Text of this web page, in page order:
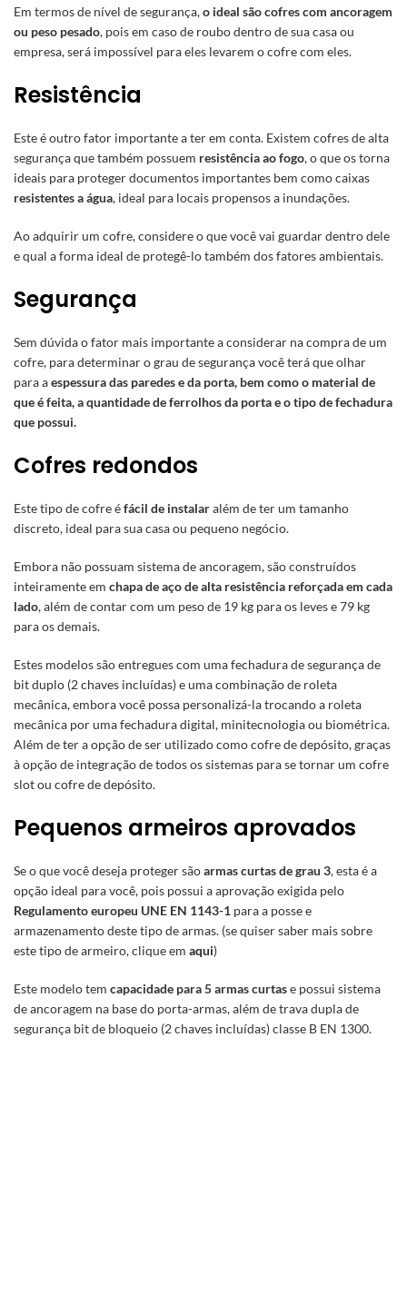
Em termos de nível de segurança,o ideal são cofres com ancoragem
ou peso pesado, pois em caso de roubo dentro de sua casa ou
empresa, será impossível para eles levarem o cofre com eles.
Resistência
Este é outro fator importante a ter em conta. Existem cofres de alta
segurança que também possuem resistência ao fogo, o que os torna
ideais para proteger documentos importantes bem como caixas
resistentes a água, ideal para locais propensos a inundações.
Ao adquirir um cofre, considere o que você vai guardar dentro dele
e qual a forma ideal de protegê-lo também dos fatores ambientais.
Segurança
Sem dúvida o fator mais importante a considerar na compra de um
cofre, para determinar o grau de segurança você terá que olhar
para aespessura das paredes e da porta, bem como o material de
que é feita, a quantidade de ferrolhos da porta e o tipo de fechadura
que possui.
Cofres redondos
Este tipo de cofre éfácil de instalaralém de ter um tamanho
discreto, ideal para sua casa ou pequeno negócio.
Embora não possuam sistema de ancoragem, são construídos
inteiramente em chapa de aço de alta resistência reforçada em cada
lado, além de contar com um peso de 19 kg para os leves e 79 kg
para os demais.
Estes modelos são entregues com uma fechadura de segurança de
bit duplo (2 chaves incluídas) e uma combinação de roleta
mecânica, embora você possa personalizá-la trocando a roleta
mecânica por uma fechadura digital, minitecnologia ou biométrica.
Além de ter a opção de ser utilizado como cofre de depósito, graças
à opção de integração de todos os sistemas para se tornar um cofre
slot ou cofre de depósito.
Pequenos armeiros aprovados
Se o que você deseja proteger sãoarmas curtas de grau 3, esta é a
opção ideal para você, pois possui a aprovação exigida pelo
Regulamento europeu UNE EN 1143-1 para a posse e
armazenamento deste tipo de armas. (se quiser saber mais sobre
este tipo de armeiro, clique em aqui)
Este modelo tem capacidade para 5 armas curtase possui sistema
de ancoragem na base do porta-armas, além de trava dupla de
segurança bit de bloqueio (2 chaves incluídas) classe B EN 1300.